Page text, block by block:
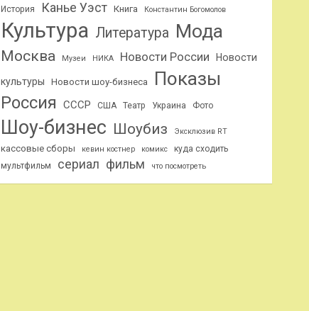
История Канье Уэст Книга Константин Богомолов
Культура Литература Мода
Москва Музеи НИКА Новости России Новости
культуры Новости шоу-бизнеса Показы
Россия СССР США Театр Украина Фото
Шоу-бизнес Шоубиз Эксклюзив RT
кассовые сборы кевин костнер комикс
куда сходить
мультфильм
сериал фильм что посмотреть